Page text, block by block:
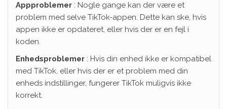
Appproblemer : Nogle gange kan der være et
problem med selve TikTok-appen. Dette kan ske, hvis
appen ikke er opdateret, eller hvis der er en fejl i
koden.
Enhedsproblemer : Hvis din enhed ikke er kompatibel
med TikTok, eller hvis der er et problem med din
enheds indstillinger, fungerer TikTok muligvis ikke
korrekt.